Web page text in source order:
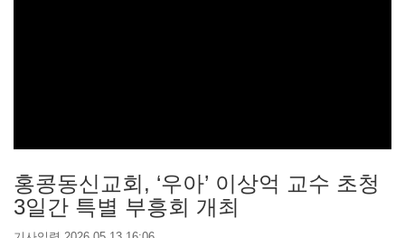
홍콩동신교회, ‘우아’ 이상억 교수 초청
3일간 특별 부흥회 개최